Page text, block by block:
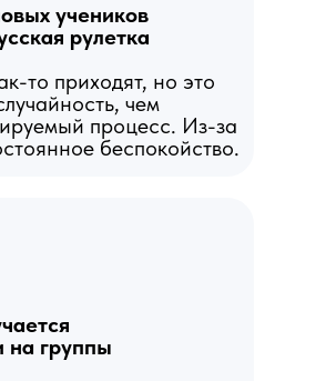
учеников
рулетка
то приходят, но это
чем
процесс. Из-за
беспокойство.
на группы